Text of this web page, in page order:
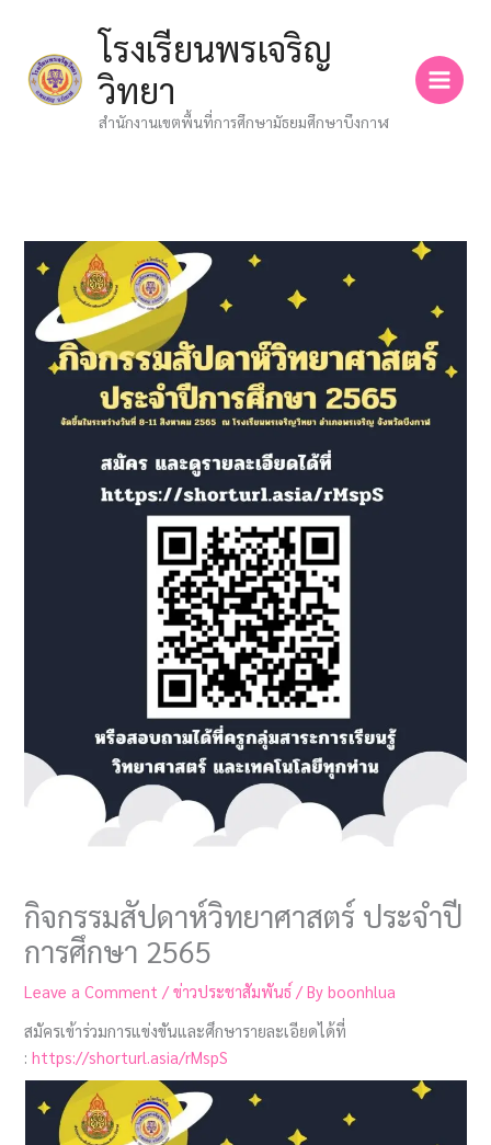
content
โรงเรียนพรเจริญ
วิทยา
สำนักงานเขตพื้นที่การศึกษามัธยมศึกษาบึงกาฬ
กิจกรรมสัปดาห์วิทยาศาสตร์ ประจำปี
การศึกษา 2565
Leave a Comment /ข่าวประชาสัมพันธ์ / Byboonhlua
สมัครเข้าร่วมการแข่งขันและศึกษารายละเอียดได้ที่
:https://shorturl.asia/rMspS